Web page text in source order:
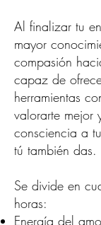
Al finalizar tu
mayor
compasión
capaz de
herramientas
valorarte mejor
consciencia a
tú también das.
Se divide en
horas:
Energía del